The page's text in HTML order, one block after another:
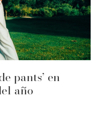
pants’ en
año